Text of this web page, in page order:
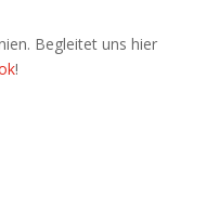
Begleitet uns hier
!